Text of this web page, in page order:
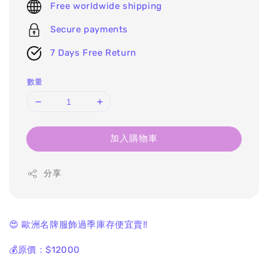
Free worldwide shipping
Secure payments
7 Days Free Return
數量
加入購物車
分享
😍 歐洲名牌服飾過季庫存便宜賣‼️
💰原價：$12000